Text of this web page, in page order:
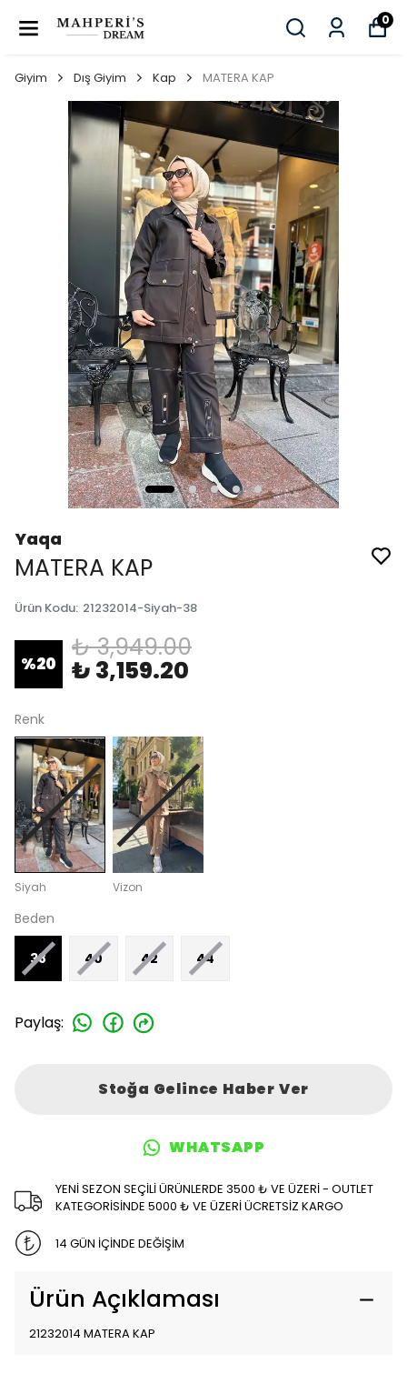
0
Giyim Dış Giyim Kap MATERA KAP
Yaqa
MATERA KAP
Ürün Kodu: 21232014-Siyah-38
%20
₺ 3,949.00
₺ 3,159.20
Renk
Siyah Vizon
Beden
38 40 42 44
Paylaş:
Stoğa Gelince Haber Ver
WHATSAPP
YENİ SEZON SEÇİLİ ÜRÜNLERDE 3500 ₺ VE ÜZERİ - OUTLET
KATEGORİSİNDE 5000 ₺ VE ÜZERİ ÜCRETSİZ KARGO
14 GÜN İÇİNDE DEĞİŞİM
Ürün Açıklaması
21232014 MATERA KAP